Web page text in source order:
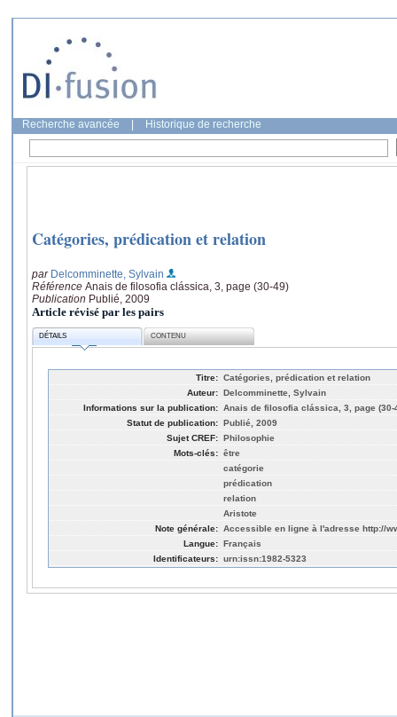
Recherche avancée Historique de recherche
Catégories, prédication et relation
par Delcomminette, Sylvain
Référence Anais de filosofia clássica, 3, page (30-49)
Publication Publié, 2009
Article révisé par les pairs
DÉTAILS CONTENU
Titre: Catégories, prédication et relation
Auteur: Delcomminette, Sylvain
Informations sur la publication: Anais de filosofia clássica, 3, page (30-
Statut de publication: Publié, 2009
Sujet CREF: Philosophie
Mots-clés: être
catégorie
prédication
relation
Aristote
Note générale: Accessible en ligne à l'adresse http://
Langue: Français
Identificateurs: urn:issn:1982-5323